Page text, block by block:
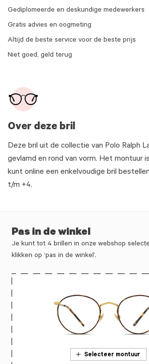
Over deze bril
Deze bril uit de collectie van Polo Ralph
gevlamd en rond van vorm. Het montuur
kunt online een enkelvoudige bril
t/m +4.
Gediplomeerde en deskundige medewerkers
Gratis advies en oogmeting
Altijd de beste service voor de beste prijs
Niet goed, geld terug
Pas in de winkel
Je kunt tot 4 brillen in onze webshop
klikken op ‘pas in de winkel’.
Selecteer montuur